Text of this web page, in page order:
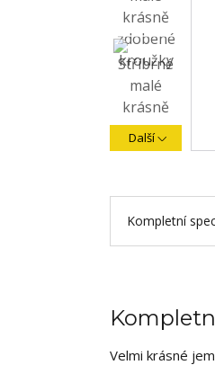
Další
Kompletní
Velmi krásné